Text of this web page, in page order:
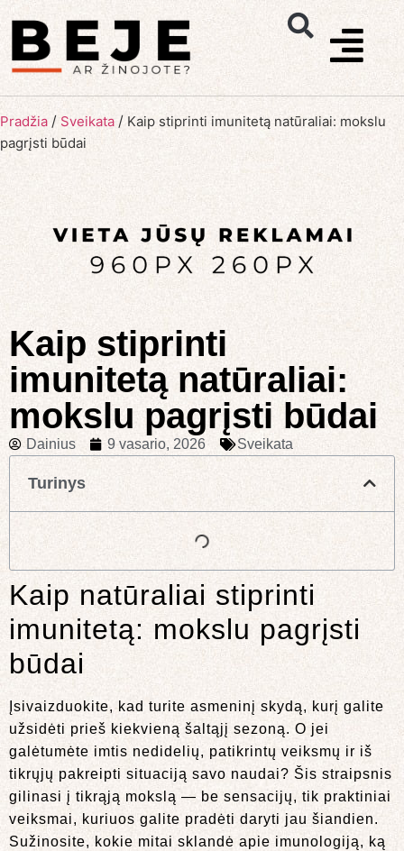
Pradžia / Sveikata / Kaip stiprinti imunitetą natūraliai: mokslu
pagrįsti būdai
Kaip stiprinti
imunitetą natūraliai:
mokslu pagrįsti būdai
Dainius 9 vasario, 2026 Sveikata
Turinys
Kaip natūraliai stiprinti
imunitetą: mokslu pagrįsti
būdai
Įsivaizduokite, kad turite asmeninį skydą, kurį galite
užsidėti prieš kiekvieną šaltąjį sezoną. O jei
galėtumėte imtis nedidelių, patikrintų veiksmų ir iš
tikrųjų pakreipti situaciją savo naudai? Šis straipsnis
gilinasi į tikrąją mokslą — be sensacijų, tik praktiniai
veiksmai, kuriuos galite pradėti daryti jau šiandien.
Sužinosite, kokie mitai sklandė apie imunologiją, ką